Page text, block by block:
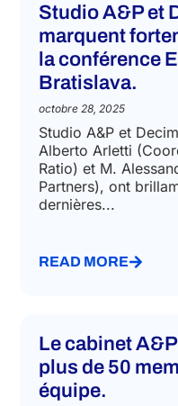
Studio A&P et
marquent
la conférence
Bratislava.
octobre 28, 2025
Studio A&P et
Alberto Arletti
Ratio) et M.
Partners), ont
dernières...
READ MORE
Le cabinet
plus de 50
équipe.